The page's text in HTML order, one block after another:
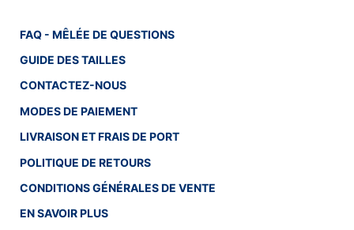
FAQ - MÊLÉE DE QUESTIONS
GUIDE DES TAILLES
CONTACTEZ-NOUS
MODES DE PAIEMENT
LIVRAISON ET FRAIS DE PORT
POLITIQUE DE RETOURS
CONDITIONS GÉNÉRALES DE VENTE
EN SAVOIR PLUS